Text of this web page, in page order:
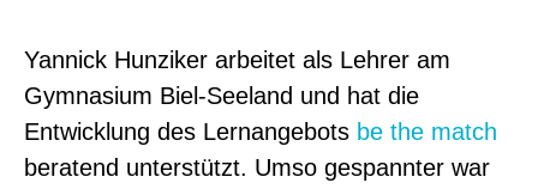
Yannick Hunziker arbeitet als Lehrer am
Gymnasium Biel-Seeland und hat die
Entwicklung des Lernangebots be the match
beratend unterstützt. Umso gespannter war